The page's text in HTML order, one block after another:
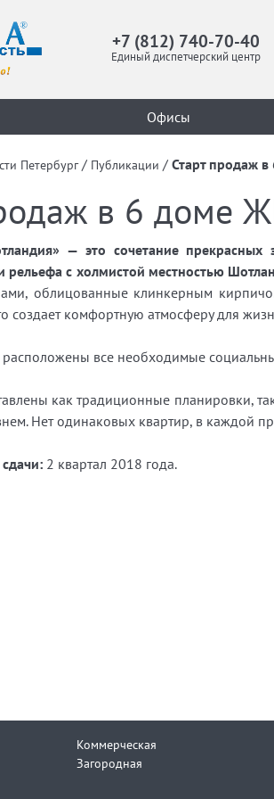
+7 (812) 740-70-40
Единый диспетчерский центр
Офисы
Петербург / Публикации / Старт продаж
в 6 доме
— это сочетание прекрасных
рельефа с холмистой местностью
облицованные клинкерным
создает комфортную атмосферу для
расположены все необходимые
как традиционные планировки,
Нет одинаковых квартир, в каждой
2 квартал 2018 года.
Коммерческая
Загородная